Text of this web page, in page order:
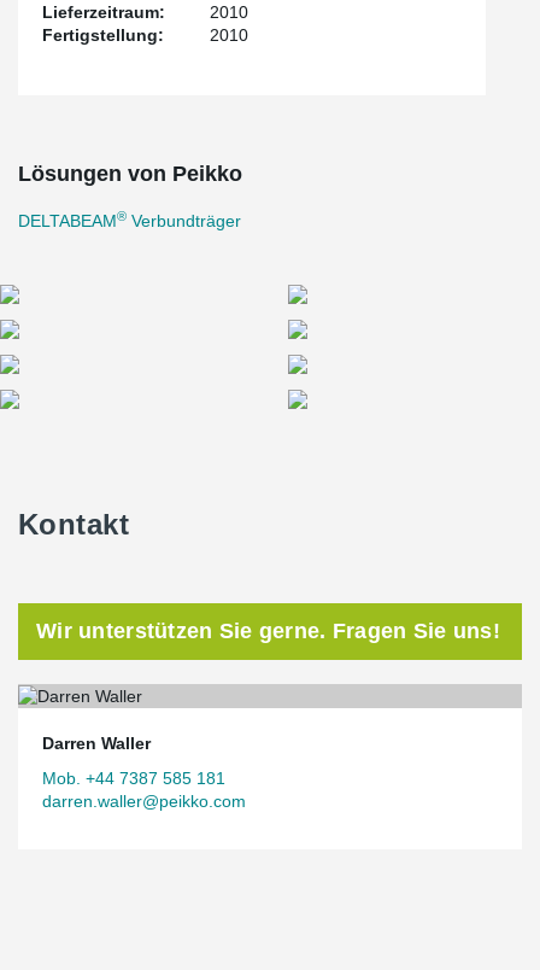
Lieferzeitraum:
2010
Fertigstellung:
2010
Lösungen von Peikko
DELTABEAM® Verbundträger
Kontakt
Wir unterstützen Sie gerne. Fragen Sie uns!
Darren Waller
Mob. +44 7387 585 181
darren.waller@peikko.com